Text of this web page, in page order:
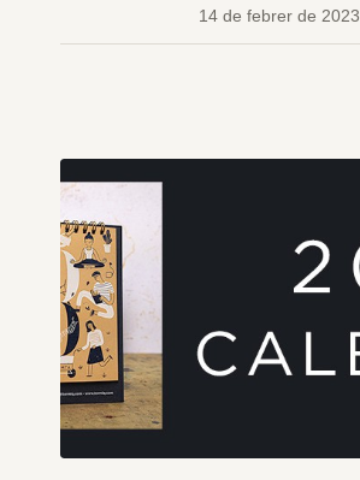
14 de febrer de 2023